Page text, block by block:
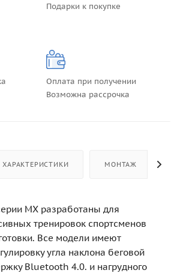
Подарки к покупке
Оплата при получении
Возможна рассрочка
ХАРАКТЕРИСТИКИ МОНТАЖ
MX разработаны для
тренировок спортсменов
Все модели имеют
угла наклона беговой
Bluetooth 4.0. и нагрудного